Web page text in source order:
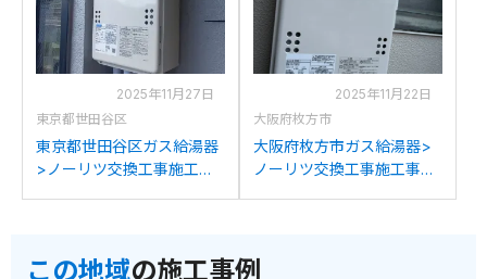
2025年11月27日
東京都世田谷区
東京都世田谷区ガス給湯器
>ノーリツ交換工事施工事
2025年11月22日
大阪府枚方市
大阪府枚方市ガス給湯器>
ノーリツ交換工事施工事
この地域の施工事例